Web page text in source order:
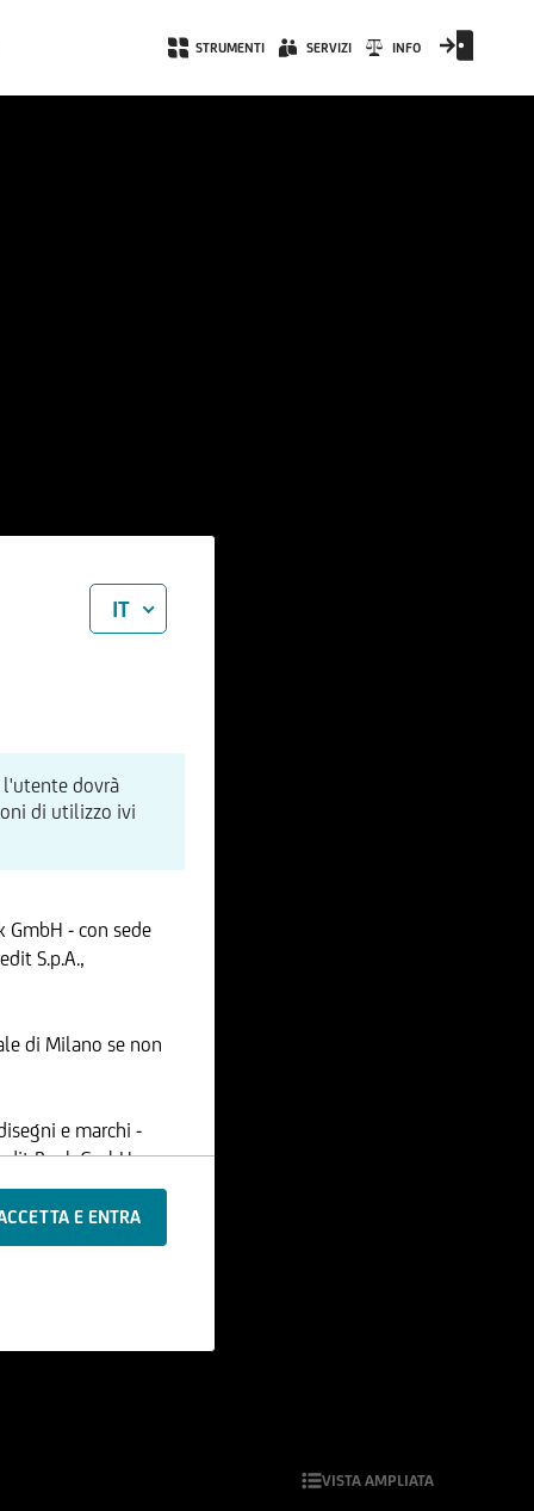
STRUMENTI SERVIZI INFO
VISTA AMPLIATA
IT
l'utente dovrà
di utilizzo ivi
GmbH - con sede
S.p.A.,
di Milano se non
e marchi -
Bank GmbH -
i contenuti e le